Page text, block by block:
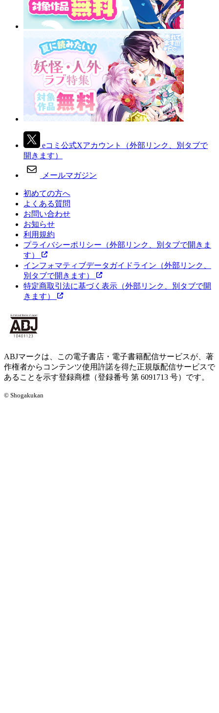
eコミ公式Xアカウント
（外部リンク、別タブで
開きます）
メールマガジン
初めての方へ
よくある質問
お問い合わせ
お知らせ
利用規約
プライバシーポリシー （外部リンク、別タブで開きま
す）
インフォマティブデータガイドライン （外部リンク、
別タブで開きます）
特定商取引法に基づく表示 （外部リンク、別タブで開
きます）
ABJマークは、この電子書店・電子書籍配信サービスが、著
作権者からコンテンツ使用許諾を得た正規版配信サービスで
あることを示す登録商標（登録番号 第 6091713 号）です。
© Shogakukan